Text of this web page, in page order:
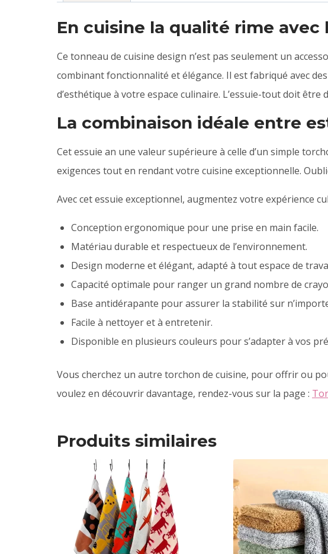
En cuisine la qualité rime avec
Ce tonneau de cuisine design n’est pas seulement un
combinant fonctionnalité et élégance. Il est fabriqué avec
d’esthétique à votre espace culinaire. L’essuie-tout doit
La combinaison idéale entre
Cet essuie an une valeur supérieure à celle d’un simple
exigences tout en rendant votre cuisine exceptionnelle.
Avec cet essuie exceptionnel, augmentez votre expérience
Conception ergonomique pour une prise en main facile.
Matériau durable et respectueux de l’environnement.
Design moderne et élégant, adapté à tout espace de
Capacité optimale pour ranger un grand nombre de
Base antidérapante pour assurer la stabilité sur
Facile à nettoyer et à entretenir.
Disponible en plusieurs couleurs pour s’adapter à vos
Vous cherchez un autre torchon de cuisine, pour offrir ou
voulez en découvrir davantage, rendez-vous sur la page :
Produits similaires